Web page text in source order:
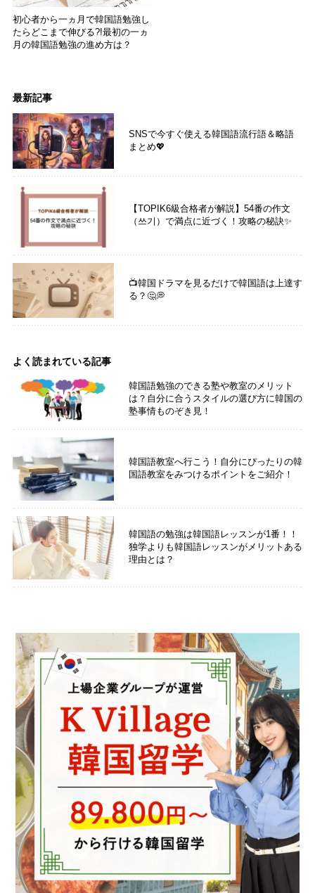
初心者から一ヵ月で韓国語勉強し
たらどこまで伸びる?!最初の一ヵ
月の韓国語勉強の進め方は？
最新記事
SNSで今すぐ使える韓国語流行語＆略語
まとめ💖
【TOPIK6級合格者が解説】54番の作文
（쓰기）で満点に近づく！攻略の秘訣✨
📺韓国ドラマを見るだけで韓国語は上達す
る？🤔💭
よく読まれている記事
韓国語勉強のできる塾や教室のメリット
は？自分に合うスタイルの選び方に韓国の
塾事情ものぞき見！
韓国語教室へ行こう！自分にぴったりの韓
国語教室をみつけるポイントをご紹介！
韓国語の勉強は韓国語レッスンが1番！！
独学よりも韓国語レッスンがメリットある
理由とは？